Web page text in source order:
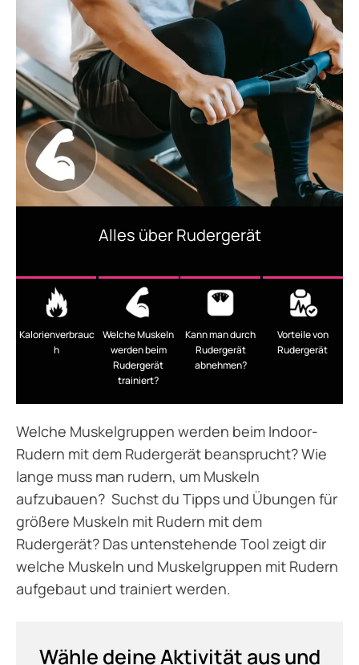
Alles über Rudergerät
Kalorienverbrauc
h
Welche Muskeln
werden beim
Rudergerät
trainiert?
Kann man durch
Rudergerät
abnehmen?
Vorteile von
Rudergerät
Welche Muskelgruppen werden beim Indoor-
Rudern mit dem Rudergerät beansprucht? Wie
lange muss man rudern, um Muskeln
aufzubauen? Suchst du Tipps und Übungen für
größere Muskeln mit Rudern mit dem
Rudergerät? Das untenstehende Tool zeigt dir
welche Muskeln und Muskelgruppen mit Rudern
aufgebaut und trainiert werden.
Wähle deine Aktivität aus und